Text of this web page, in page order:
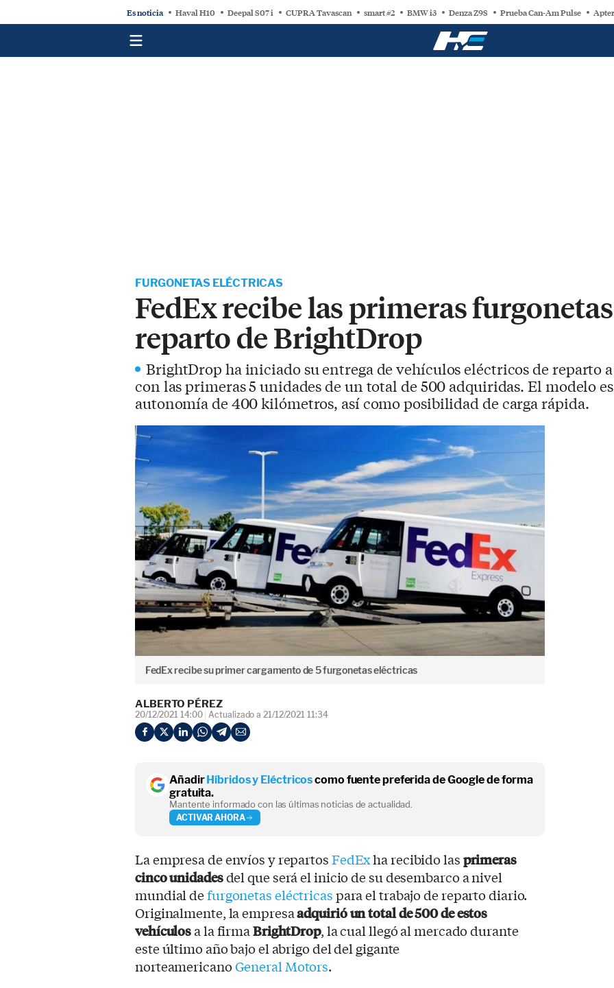
Es noticia Haval H10 Deepal S07 i CUPRA Tavascan smart #2 BMW i3 Denza Z9S Prueba Can-Am Pulse
FURGONETAS ELÉCTRICAS
FedEx recibe las primeras
reparto de BrightDrop
BrightDrop ha iniciado su entrega de vehículos eléctricos de reparto
con las primeras 5 unidades de un total de 500 adquiridas. El modelo
autonomía de 400 kilómetros, así como posibilidad de carga rápida.
FedEx recibe su primer cargamento de 5 furgonetas eléctricas
ALBERTO PÉREZ
20/12/2021 14:00 Actualizado a 21/12/2021 11:34
AñadirHíbridos y Eléctricoscomo fuente preferida de Google de forma
gratuita.
Mantente informado con las últimas noticias de actualidad.
ACTIVAR AHORA
La empresa de envíos y repartosFedExha recibido lasprimeras
cinco unidadesdel que será el inicio de su desembarco a nivel
mundial defurgonetas eléctricaspara el trabajo de reparto diario.
Originalmente, la empresaadquirió un total de 500 de estos
vehículosa la firmaBrightDrop, la cual llegó al mercado durante
este último año bajo el abrigo del del gigante
norteamericanoGeneral Motors.